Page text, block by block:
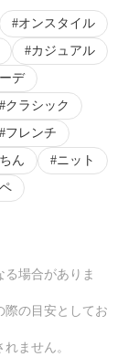
オンスタイル
カジュアル
デ
クラシック
フレンチ
ん
ニット
場合がありま
の目安としてお
ません。